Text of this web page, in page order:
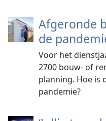
Afgeronde
de
Voor het
2700 bouw- of
planning. Hoe is
pandemie?